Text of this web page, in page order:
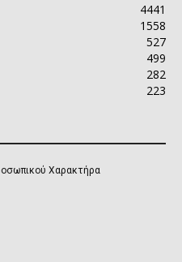
4441
1558
527
499
282
223
Χαρακτήρα